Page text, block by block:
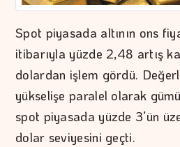
Spot piyasada altının ons
itibarıyla yüzde 2,48 artış
dolardan işlem gördü.
yükselişe paralel olarak
spot piyasada yüzde 3’ün
dolar seviyesini geçti.